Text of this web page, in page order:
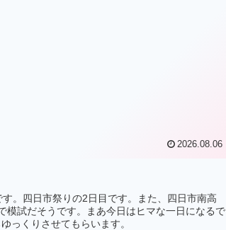
2026.08.06
。四日市祭りの2日目です。また、四日市南高
模試だそうです。まあ今日はヒマな一日になるで
っくりさせてもらいます。